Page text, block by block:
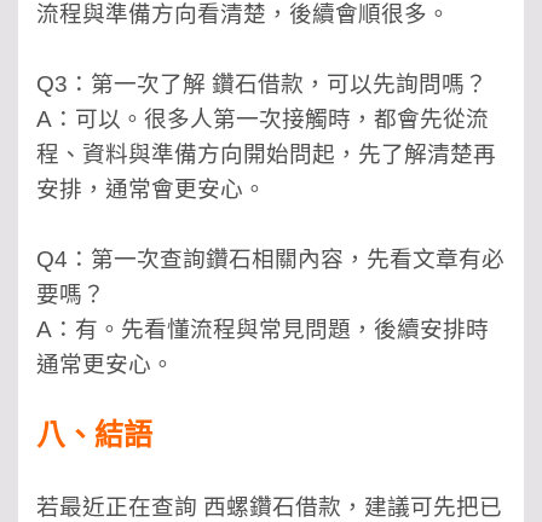
流程與準備方向看清楚，後續會順很多。
Q3：第一次了解 鑽石借款，可以先詢問嗎？
A：可以。很多人第一次接觸時，都會先從流
程、資料與準備方向開始問起，先了解清楚再
安排，通常會更安心。
Q4：第一次查詢鑽石相關內容，先看文章有必
要嗎？
A：有。先看懂流程與常見問題，後續安排時
通常更安心。
八、結語
若最近正在查詢 西螺鑽石借款，建議可先把已